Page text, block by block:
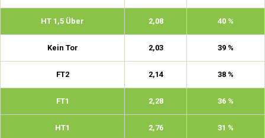
HT 1,5 Über 2,08 40 %
Kein Tor 2,03 39 %
FT2 2,14 38 %
FT1 2,28 36 %
HT1 2,76 31 %